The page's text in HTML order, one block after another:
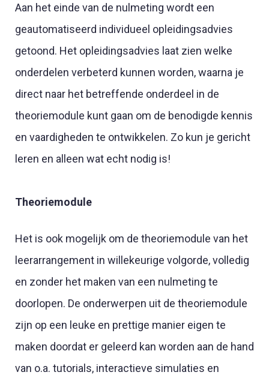
Aan het einde van de nulmeting wordt een
geautomatiseerd individueel opleidingsadvies
getoond. Het opleidingsadvies laat zien welke
onderdelen verbeterd kunnen worden, waarna je
direct naar het betreffende onderdeel in de
theoriemodule kunt gaan om de benodigde kennis
en vaardigheden te ontwikkelen. Zo kun je gericht
leren en alleen wat echt nodig is!
Theoriemodule
Het is ook mogelijk om de theoriemodule van het
leerarrangement in willekeurige volgorde, volledig
en zonder het maken van een nulmeting te
doorlopen. De onderwerpen uit de theoriemodule
zijn op een leuke en prettige manier eigen te
maken doordat er geleerd kan worden aan de hand
van o.a. tutorials, interactieve simulaties en